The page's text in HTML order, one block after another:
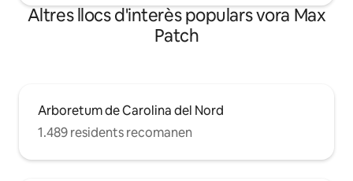
Altres llocs d'interès populars vora Max
Patch
Arboretum de Carolina del Nord
1.489 residents recomanen